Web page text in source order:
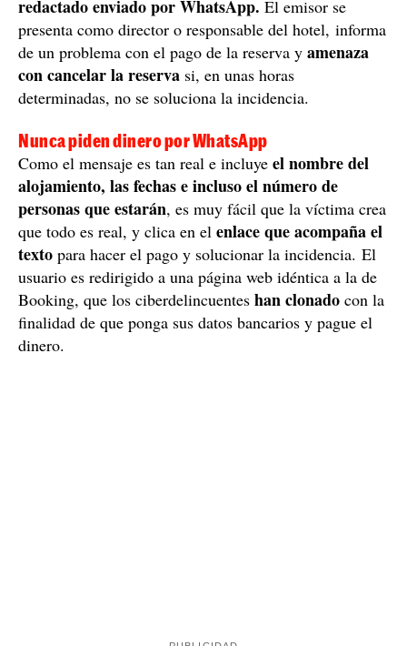
redactado enviado por WhatsApp. El emisor se
presenta como director o responsable del hotel, informa
de un problema con el pago de la reserva y amenaza
con cancelar la reserva si, en unas horas
determinadas, no se soluciona la incidencia.
Nunca piden dinero por WhatsApp
Como el mensaje es tan real e incluye el nombre del
alojamiento, las fechas e incluso el número de
personas que estarán, es muy fácil que la víctima crea
que todo es real, y clica en el enlace que acompaña el
texto para hacer el pago y solucionar la incidencia. El
usuario es redirigido a una página web idéntica a la de
Booking, que los ciberdelincuentes han clonado con la
finalidad de que ponga sus datos bancarios y pague el
dinero.